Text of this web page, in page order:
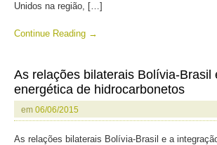
Unidos na região, […]
Continue Reading →
As relações bilaterais Bolívia-Brasil
energética de hidrocarbonetos
em 06/06/2015
As relações bilaterais Bolívia-Brasil e a